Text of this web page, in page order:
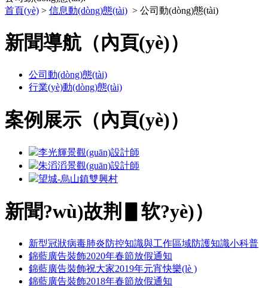
首頁(yè) > 信息動(dòng)態(tài) > 公司動(dòng)態(tài)
新聞導航（內頁(yè)）
公司動(dòng)態(tài)
行業(yè)動(dòng)態(tài)
案例展示（內頁(yè)）
李光輝景觀(guān)設計師
朱滔滔景觀(guān)設計師
望城-烏山鎮雙興村
新聞?wù)故荆▋软?yè)）
新型冠狀病毒肺炎防控知識與工作區域防護知識小科普
錦藍廣告裝飾2020年春節放假通知
錦藍廣告裝飾祝大家2019年元宵快樂(lè )
錦藍廣告裝飾2018年春節放假通知